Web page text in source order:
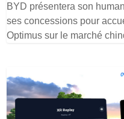
BYD présentera son
ses concessions pour
Optimus sur le marché